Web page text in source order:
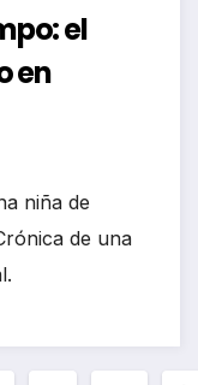
el
en
niña de
de una